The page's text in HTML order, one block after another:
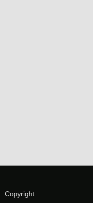
Copyright